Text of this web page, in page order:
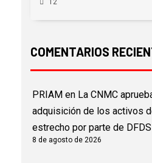
12
COMENTARIOS
PRIAM en La CNMC
adquisición de los activos
estrecho por parte de DFDS
8 de agosto de 2026